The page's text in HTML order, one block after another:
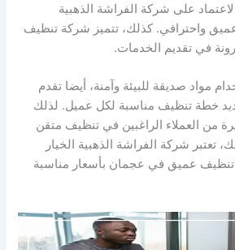
على شركة الفراشة الذهبية
واحترافي. كذلك، تتميز شركة تنظيف
في تقديم الخدمات.
مواد صديقة للبيئة وآمنة، أيضا تقدم
خطة تنظيف مناسبة لكل عميل. لذلك
من العملاء الراغبين في تنظيف متقن
تعتبر شركة الفراشة الذهبية الخيار
تنظيف عميق في عجمان بأسعار مناسبة